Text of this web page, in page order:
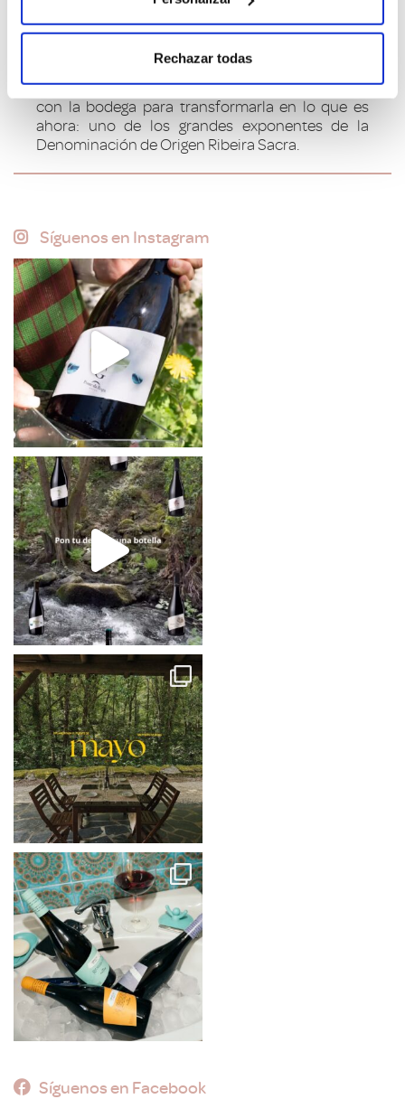
Rechazar todas
vacas flacas en la que las dificultades
económicas estaban a la orden del día. Fue este
el momento en el que, fijándose en la
potencialidad y la trayectoria de los viñedos de la
D.O., Hijos de Rivera apostó por este reto y se hizo
con la bodega para transformarla en lo que es
ahora: uno de los grandes exponentes de la
Denominación de Origen Ribeira Sacra.
Síguenos en Instagram
Síguenos en Facebook